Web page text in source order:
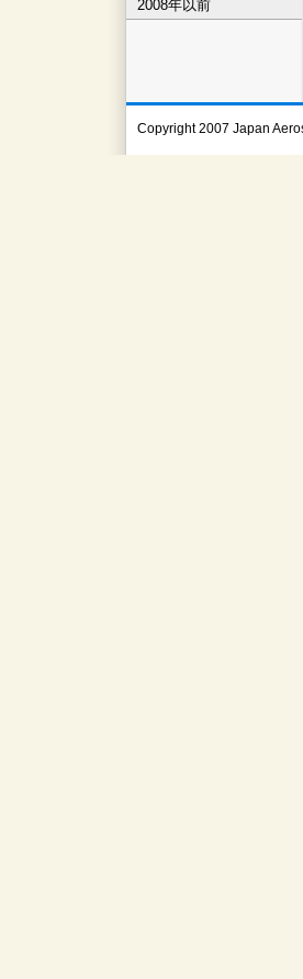
2008年以前
Copyright 2007 Japan